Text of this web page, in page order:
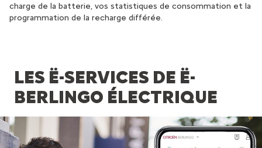
charge de la batterie, vos statistiques de consommation et la
programmation de la recharge différée.
LES Ë-SERVICES DE Ë-
BERLINGO ÉLECTRIQUE